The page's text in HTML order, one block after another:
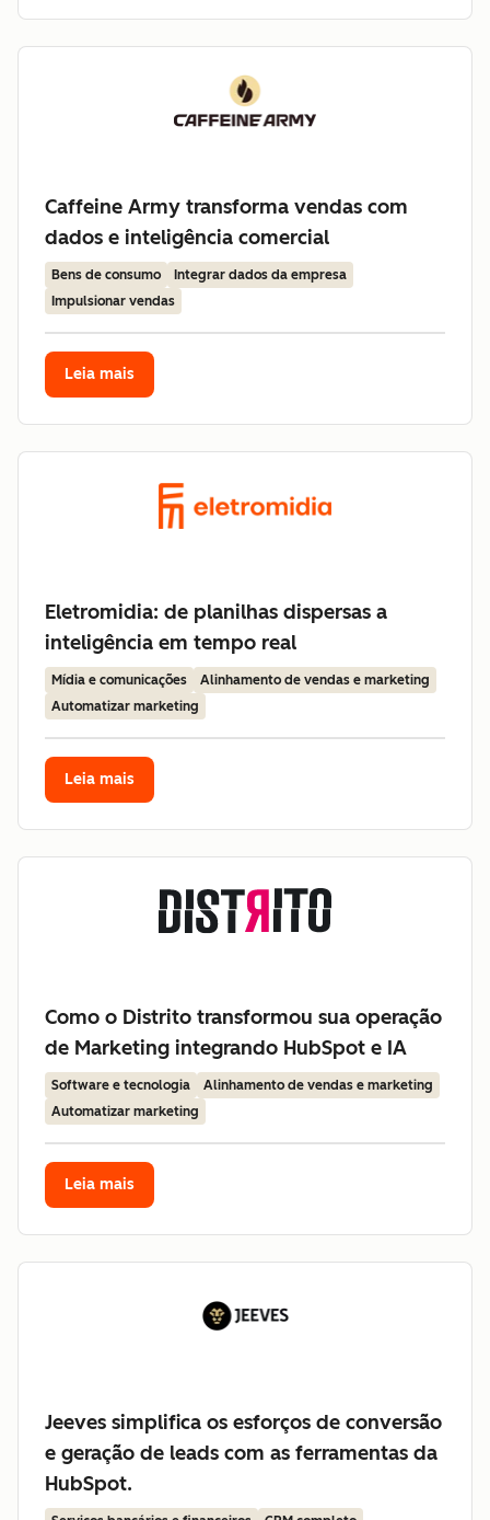
Caffeine Army transforma vendas com
dados e inteligência comercial
Bens de consumo
Integrar dados da empresa
Impulsionar vendas
Leia mais
Eletromidia: de planilhas dispersas a
inteligência em tempo real
Mídia e comunicações
Alinhamento de vendas e marketing
Automatizar marketing
Leia mais
Como o Distrito transformou sua operação
de Marketing integrando HubSpot e IA
Software e tecnologia
Alinhamento de vendas e marketing
Automatizar marketing
Leia mais
Jeeves simplifica os esforços de conversão
e geração de leads com as ferramentas da
HubSpot.